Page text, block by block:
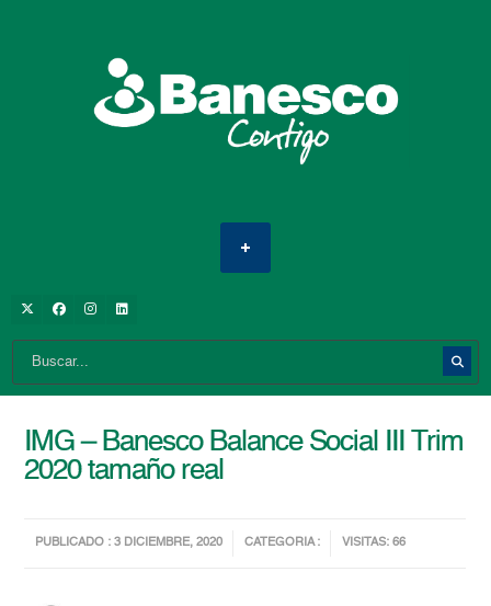
IMG – Banesco Balance Social III Trim
2020 tamaño real
PUBLICADO : 3 DICIEMBRE, 2020 CATEGORIA : VISITAS: 66